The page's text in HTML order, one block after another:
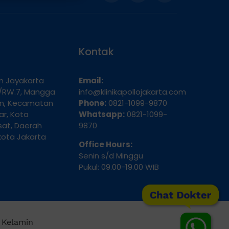
Chat Dokter
Jayakarta
RW.7, Mangga
Kecamatan
Kota
Daerah
Jakarta
Kontak
Email:
info@klinikapollojakarta.com
Phone: 0821-1099-9870
Whatsapp: 0821-1099-
9870
Office Hours:
Senin s/d Minggu
Pukul: 09.00-19.00 WIB